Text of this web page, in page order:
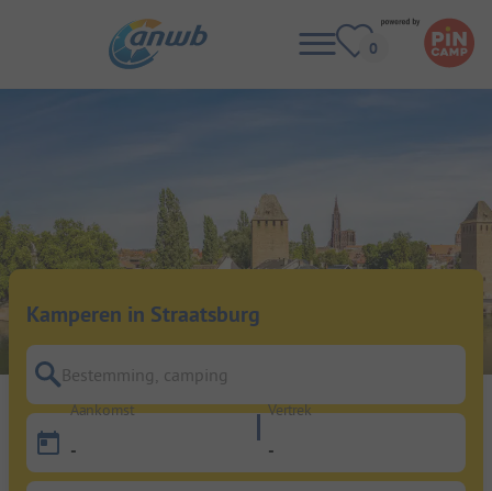
Kamperen in Straatsburg
Bestemming, camping
Aankomst
-
Vertrek
-